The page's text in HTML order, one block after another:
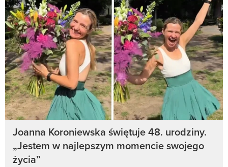
Joanna Koroniewska świętuje 48. urodziny.
„Jestem w najlepszym momencie swojego
życia”